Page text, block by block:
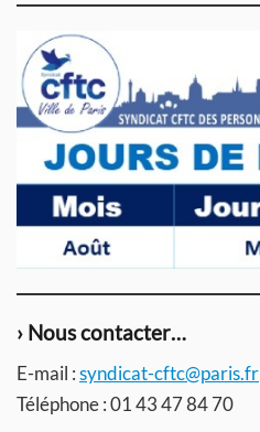
› Nous contacter…
E-mail :syndicat-cftc@paris.fr
Téléphone : 01 43 47 84 70